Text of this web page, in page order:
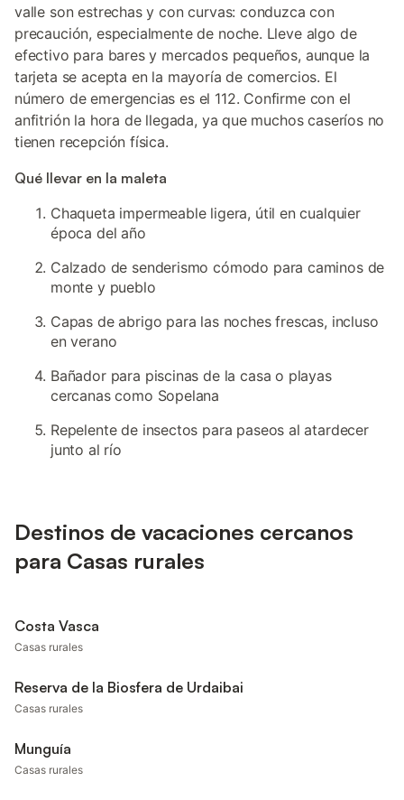
valle son estrechas y con curvas: conduzca con
precaución, especialmente de noche. Lleve algo de
efectivo para bares y mercados pequeños, aunque la
tarjeta se acepta en la mayoría de comercios. El
número de emergencias es el 112. Confirme con el
anfitrión la hora de llegada, ya que muchos caseríos no
tienen recepción física.
Qué llevar en la maleta
Chaqueta impermeable ligera, útil en cualquier
época del año
Calzado de senderismo cómodo para caminos de
monte y pueblo
Capas de abrigo para las noches frescas, incluso
en verano
Bañador para piscinas de la casa o playas
cercanas como Sopelana
Repelente de insectos para paseos al atardecer
junto al río
Destinos de vacaciones cercanos
para Casas rurales
Costa Vasca
Casas rurales
Reserva de la Biosfera de Urdaibai
Casas rurales
Munguía
Casas rurales